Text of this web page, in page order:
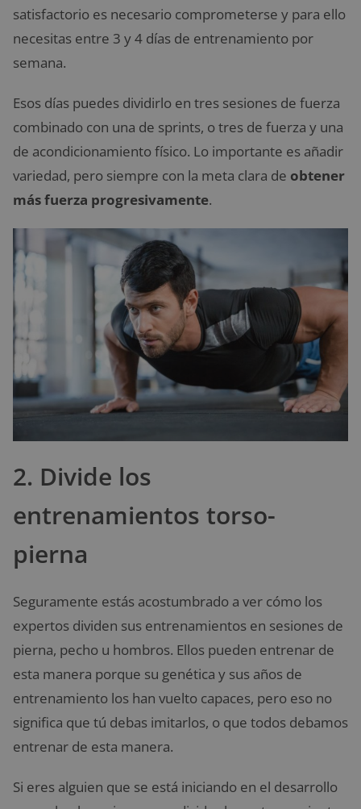
satisfactorio es necesario comprometerse y para ello
necesitas entre 3 y 4 días de entrenamiento por
semana.
Esos días puedes dividirlo en tres sesiones de fuerza
combinado con una de sprints, o tres de fuerza y una
de acondicionamiento físico. Lo importante es añadir
variedad, pero siempre con la meta clara de obtener
más fuerza progresivamente.
2. Divide los
entrenamientos torso-
pierna
Seguramente estás acostumbrado a ver cómo los
expertos dividen sus entrenamientos en sesiones de
pierna, pecho u hombros. Ellos pueden entrenar de
esta manera porque su genética y sus años de
entrenamiento los han vuelto capaces, pero eso no
significa que tú debas imitarlos, o que todos debamos
entrenar de esta manera.
Si eres alguien que se está iniciando en el desarrollo